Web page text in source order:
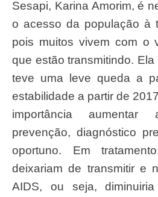
Sesapi, Karina Amorim, é
o acesso da população à
pois muitos vivem com o
que estão transmitindo.
teve uma leve queda a
estabilidade a partir de
importância
prevenção, diagnóstico
oportuno. Em
deixariam de transmitir e
AIDS, ou seja,